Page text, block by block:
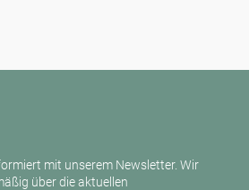
mit unserem Newsletter. Wir
über die aktuellen